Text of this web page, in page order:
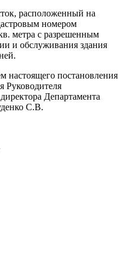
расположенный на
номером
метра с разрешенным
и обслуживания здания
настоящего постановления
Руководителя
Департамента
С.В.